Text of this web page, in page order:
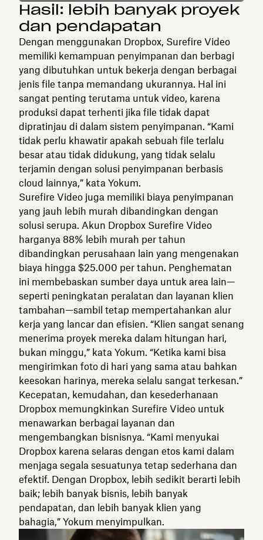
Hasil: lebih banyak proyek
dan pendapatan
Dengan menggunakan Dropbox, Surefire Video
memiliki kemampuan penyimpanan dan berbagi
yang dibutuhkan untuk bekerja dengan berbagai
jenis file tanpa memandang ukurannya. Hal ini
sangat penting terutama untuk video, karena
produksi dapat terhenti jika file tidak dapat
dipratinjau di dalam sistem penyimpanan. “Kami
tidak perlu khawatir apakah sebuah file terlalu
besar atau tidak didukung, yang tidak selalu
terjamin dengan solusi penyimpanan berbasis
cloud lainnya,” kata Yokum.
Surefire Video juga memiliki biaya penyimpanan
yang jauh lebih murah dibandingkan dengan
solusi serupa. Akun Dropbox Surefire Video
harganya 88% lebih murah per tahun
dibandingkan perusahaan lain yang mengenakan
biaya hingga $25.000 per tahun. Penghematan
ini membebaskan sumber daya untuk area lain—
seperti peningkatan peralatan dan layanan klien
tambahan—sambil tetap mempertahankan alur
kerja yang lancar dan efisien. “Klien sangat senang
menerima proyek mereka dalam hitungan hari,
bukan minggu,” kata Yokum. “Ketika kami bisa
mengirimkan foto di hari yang sama atau bahkan
keesokan harinya, mereka selalu sangat terkesan.”
Kecepatan, kemudahan, dan kesederhanaan
Dropbox memungkinkan Surefire Video untuk
menawarkan berbagai layanan dan
mengembangkan bisnisnya. “Kami menyukai
Dropbox karena selaras dengan etos kami dalam
menjaga segala sesuatunya tetap sederhana dan
efektif. Dengan Dropbox, lebih sedikit berarti lebih
baik; lebih banyak bisnis, lebih banyak
pendapatan, dan lebih banyak klien yang
bahagia,” Yokum menyimpulkan.